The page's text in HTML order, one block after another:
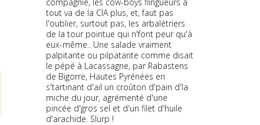
tout va de la CIA plus, et, faut pas
l'oublier, surtout pas, les arbalétriers
de la tour pointue qui n'font peur qu'à
eux-même.. Une salade vraiment
palpitante ou pilpatante comme disait
le pépé à Lacassagne, par Rabastens
de Bigorre, Hautes Pyrénées en
s'tartinant d'ail un croûton d'pain d'la
miche du jour, agrémenté d'une
pincée d'gros sel et d'un filet d'huile
d'arachide. Slurp !